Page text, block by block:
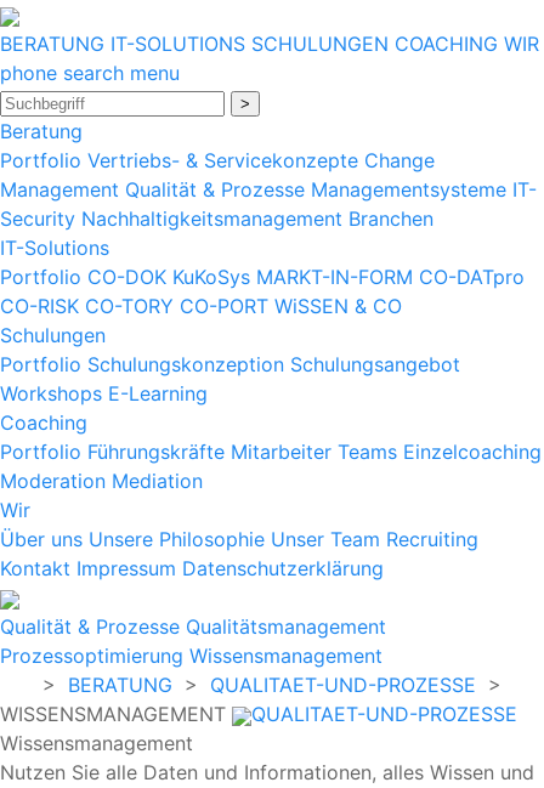
BERATUNG IT-SOLUTIONS SCHULUNGEN COACHING WIR
phone search menu
>
Beratung
Portfolio Vertriebs- & Servicekonzepte Change
Management Qualität & Prozesse Managementsysteme IT-
Security Nachhaltigkeitsmanagement Branchen
IT-Solutions
Portfolio CO-DOK KuKoSys MARKT-IN-FORM CO-DATpro
CO-RISK CO-TORY CO-PORT WiSSEN & CO
Schulungen
Portfolio Schulungskonzeption Schulungsangebot
Workshops E-Learning
Coaching
Portfolio Führungskräfte Mitarbeiter Teams Einzelcoaching
Moderation Mediation
Wir
Über uns Unsere Philosophie Unser Team Recruiting
Kontakt Impressum Datenschutzerklärung
Qualität & Prozesse Qualitätsmanagement
Prozessoptimierung Wissensmanagement
> BERATUNG > QUALITAET-UND-PROZESSE >
WISSENSMANAGEMENT
QUALITAET-UND-PROZESSE
Wissensmanagement
Nutzen Sie alle Daten und Informationen, alles Wissen und